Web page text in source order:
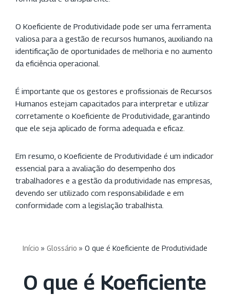
O Koeficiente de Produtividade pode ser uma ferramenta
valiosa para a gestão de recursos humanos, auxiliando na
identificação de oportunidades de melhoria e no aumento
da eficiência operacional.
É importante que os gestores e profissionais de Recursos
Humanos estejam capacitados para interpretar e utilizar
corretamente o Koeficiente de Produtividade, garantindo
que ele seja aplicado de forma adequada e eficaz.
Em resumo, o Koeficiente de Produtividade é um indicador
essencial para a avaliação do desempenho dos
trabalhadores e a gestão da produtividade nas empresas,
devendo ser utilizado com responsabilidade e em
conformidade com a legislação trabalhista.
Início » Glossário » O que é Koeficiente de Produtividade
O que é Koeficiente